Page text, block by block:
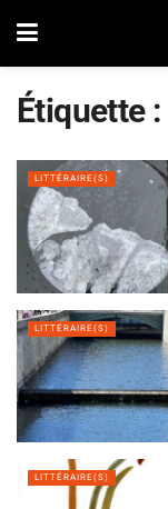
Étiquette :
LITTÉRAIRE(S)
LITTÉRAIRE(S)
LITTÉRAIRE(S)